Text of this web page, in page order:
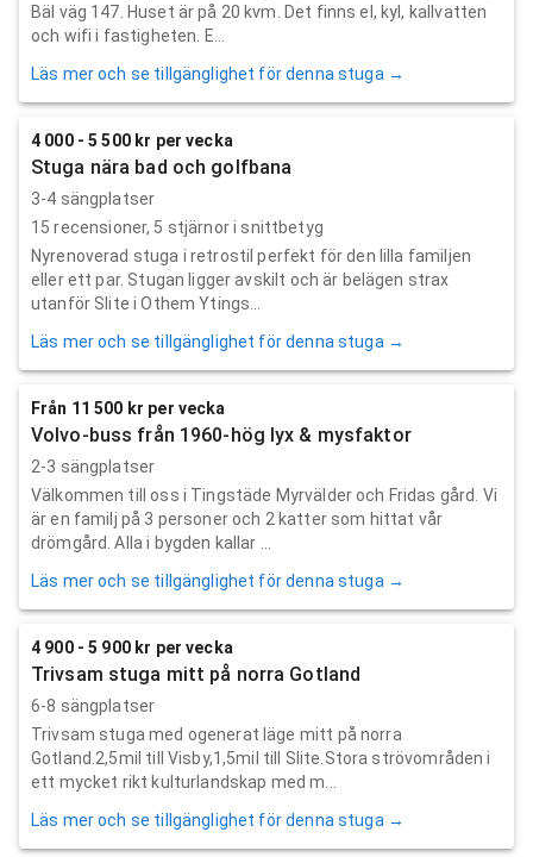
Bäl väg 147. Huset är på 20 kvm. Det finns el, kyl, kallvatten
och wifi i fastigheten. E...
Läs mer och se tillgänglighet för denna stuga →
4 000 - 5 500 kr per vecka
Stuga nära bad och golfbana
3-4 sängplatser
15 recensioner, 5 stjärnor i snittbetyg
Nyrenoverad stuga i retrostil perfekt för den lilla familjen
eller ett par. Stugan ligger avskilt och är belägen strax
utanför Slite i Othem Ytings...
Läs mer och se tillgänglighet för denna stuga →
Från 11 500 kr per vecka
Volvo-buss från 1960-hög lyx & mysfaktor
2-3 sängplatser
Välkommen till oss i Tingstäde Myrvälder och Fridas gård. Vi
är en familj på 3 personer och 2 katter som hittat vår
drömgård. Alla i bygden kallar ...
Läs mer och se tillgänglighet för denna stuga →
4 900 - 5 900 kr per vecka
Trivsam stuga mitt på norra Gotland
6-8 sängplatser
Trivsam stuga med ogenerat läge mitt på norra
Gotland.2,5mil till Visby,1,5mil till Slite.Stora strövområden i
ett mycket rikt kulturlandskap med m...
Läs mer och se tillgänglighet för denna stuga →